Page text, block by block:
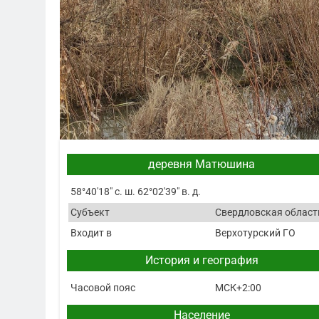
деревня Матюшина
58°40′18″ с. ш. 62°02′39″ в. д.
Субъект
Свердловская
Входит в
Верхотурский ГО
История и география
Часовой пояс МСК+2:00
Население